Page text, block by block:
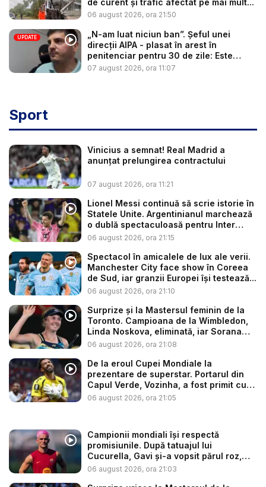
06 august 2026, ora 21:50
UPDATE
„N-am luat niciun ban”. Șeful unei
direcții AIPA - plasat în arest în
penitenciar pentru 30 de zile: Este
cerc...
07 august 2026, ora 11:07
Sport
Vinicius a semnat! Real Madrid a
anunțat prelungirea contractului
07 august 2026, ora 11:21
Lionel Messi continuă să scrie istorie în
Statele Unite. Argentinianul marchează
o dublă spectaculoasă pentru Inter
Mia...
06 august 2026, ora 21:15
Spectacol în amicalele de lux ale verii.
Manchester City face show în Coreea
de Sud, iar granzii Europei își testează...
06 august 2026, ora 21:10
Surprize și la Mastersul feminin de la
Toronto. Campioana de la Wimbledon,
Linda Noskova, eliminată, iar Sorana
C...
06 august 2026, ora 21:08
De la eroul Cupei Mondiale la
prezentare de superstar. Portarul din
Capul Verde, Vozinha, a fost primit cu
f...
06 august 2026, ora 21:05
Campionii mondiali își respectă
promisiunile. După tatuajul lui
Cucurella, Gavi și-a vopsit părul roz,
aș...
06 august 2026, ora 21:03